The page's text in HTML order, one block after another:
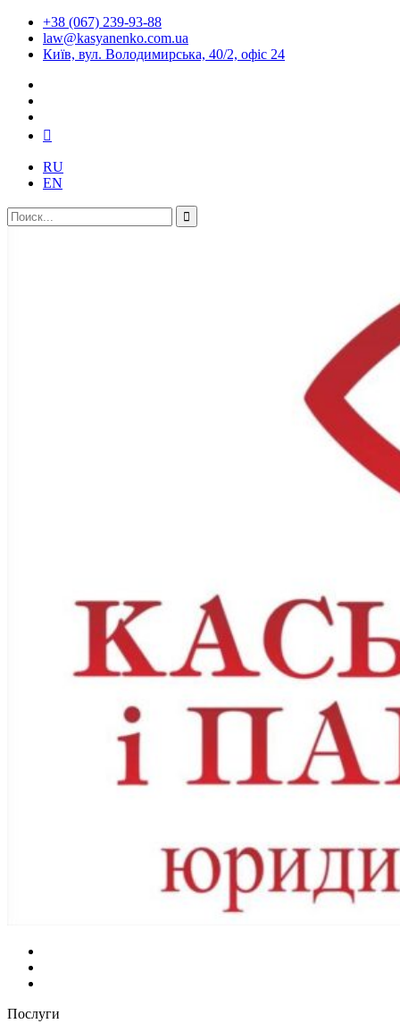
+38 (067) 239-93-88
law@kasyanenko.com.ua
Київ, вул. Володимирська, 40/2, офіс 24
RU
EN
Послуги